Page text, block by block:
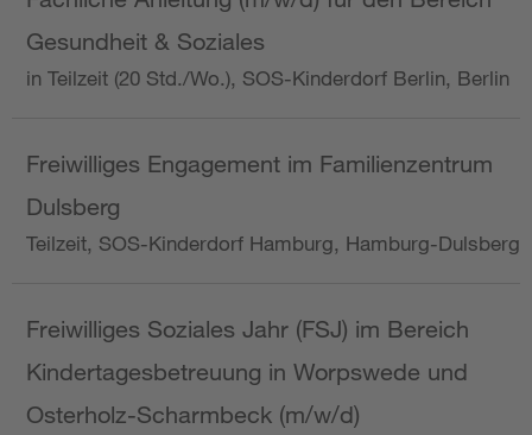
Gesundheit & Soziales
in Teilzeit (20 Std./Wo.), SOS-Kinderdorf Berlin, Berlin
Freiwilliges Engagement im Familienzentrum
Dulsberg
Teilzeit, SOS-Kinderdorf Hamburg, Hamburg-Dulsberg
Freiwilliges Soziales Jahr (FSJ) im Bereich
Kindertagesbetreuung in Worpswede und
Osterholz-Scharmbeck (m/w/d)